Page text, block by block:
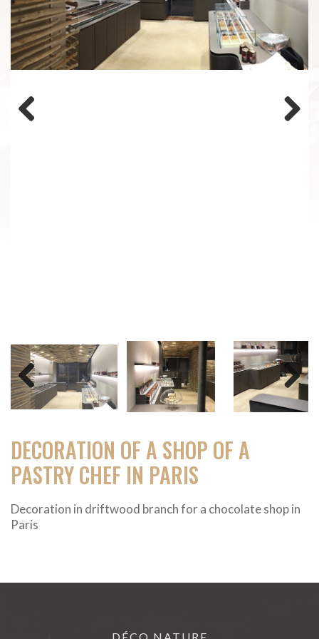
Previous Next
DECORATION OF A SHOP OF A
PASTRY CHEF IN PARIS
Decoration in driftwood branch for a chocolate shop in
Paris
DÉCO NATURE